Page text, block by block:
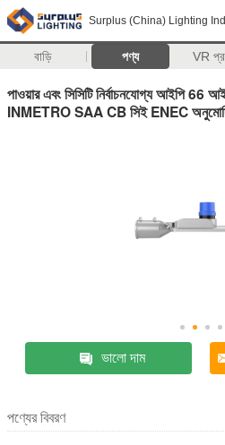
Surplus (China) Lighting
বাড়ি পণ্য VR
পাওয়ার এবং সিসিটি নির্বাচনযোগ্য আইপি
INMETRO SAA CB সিই ENEC
ভালো দাম
পণ্যের বিবরণ